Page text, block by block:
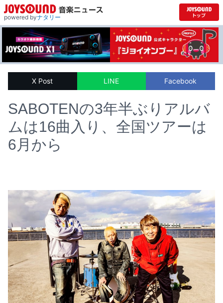
powered byナタリー
X Post LINE Facebook
SABOTENの3年半ぶりアルバ
ムは16曲入り、全国ツアーは
6月から